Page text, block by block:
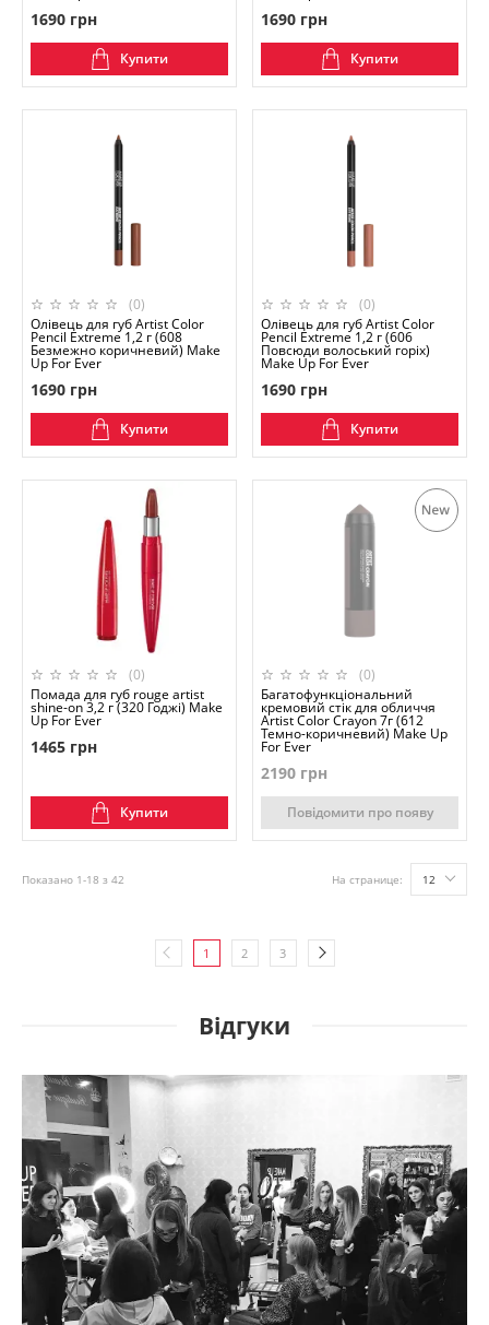
1690 грн
Купити
1690 грн
Купити
(0)
Олівець для губ Artist Color
Pencil Extreme 1,2 г (608
Безмежно коричневий) Make
Up For Ever
1690 грн
Купити
(0)
Олівець для губ Artist Color
Pencil Extreme 1,2 г (606
Повсюди волоський горіх)
Make Up For Ever
1690 грн
Купити
(0)
Помада для губ rouge artist
shine-on 3,2 г (320 Годжі) Make
Up For Ever
1465 грн
Купити
(0)
Багатофункціональний
кремовий стік для обличчя
Artist Color Crayon 7г (612
Темно-коричневий) Make Up
For Ever
2190 грн
Повідомити про появу
Показано 1-18 з 42 На странице: 12
1 2 3
Відгуки